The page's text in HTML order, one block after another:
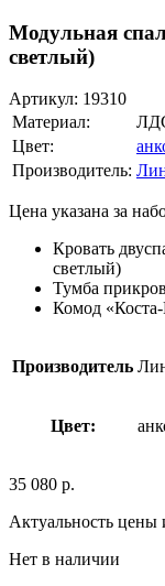
Модульная
светлый)
Артикул: 19310
Материал:
Цвет:
Производитель:
Цена указана за
Кровать
светлый)
Тумба
Комод
Производитель
Цвет:
35 080 р.
Актуальность цены
Нет в наличии